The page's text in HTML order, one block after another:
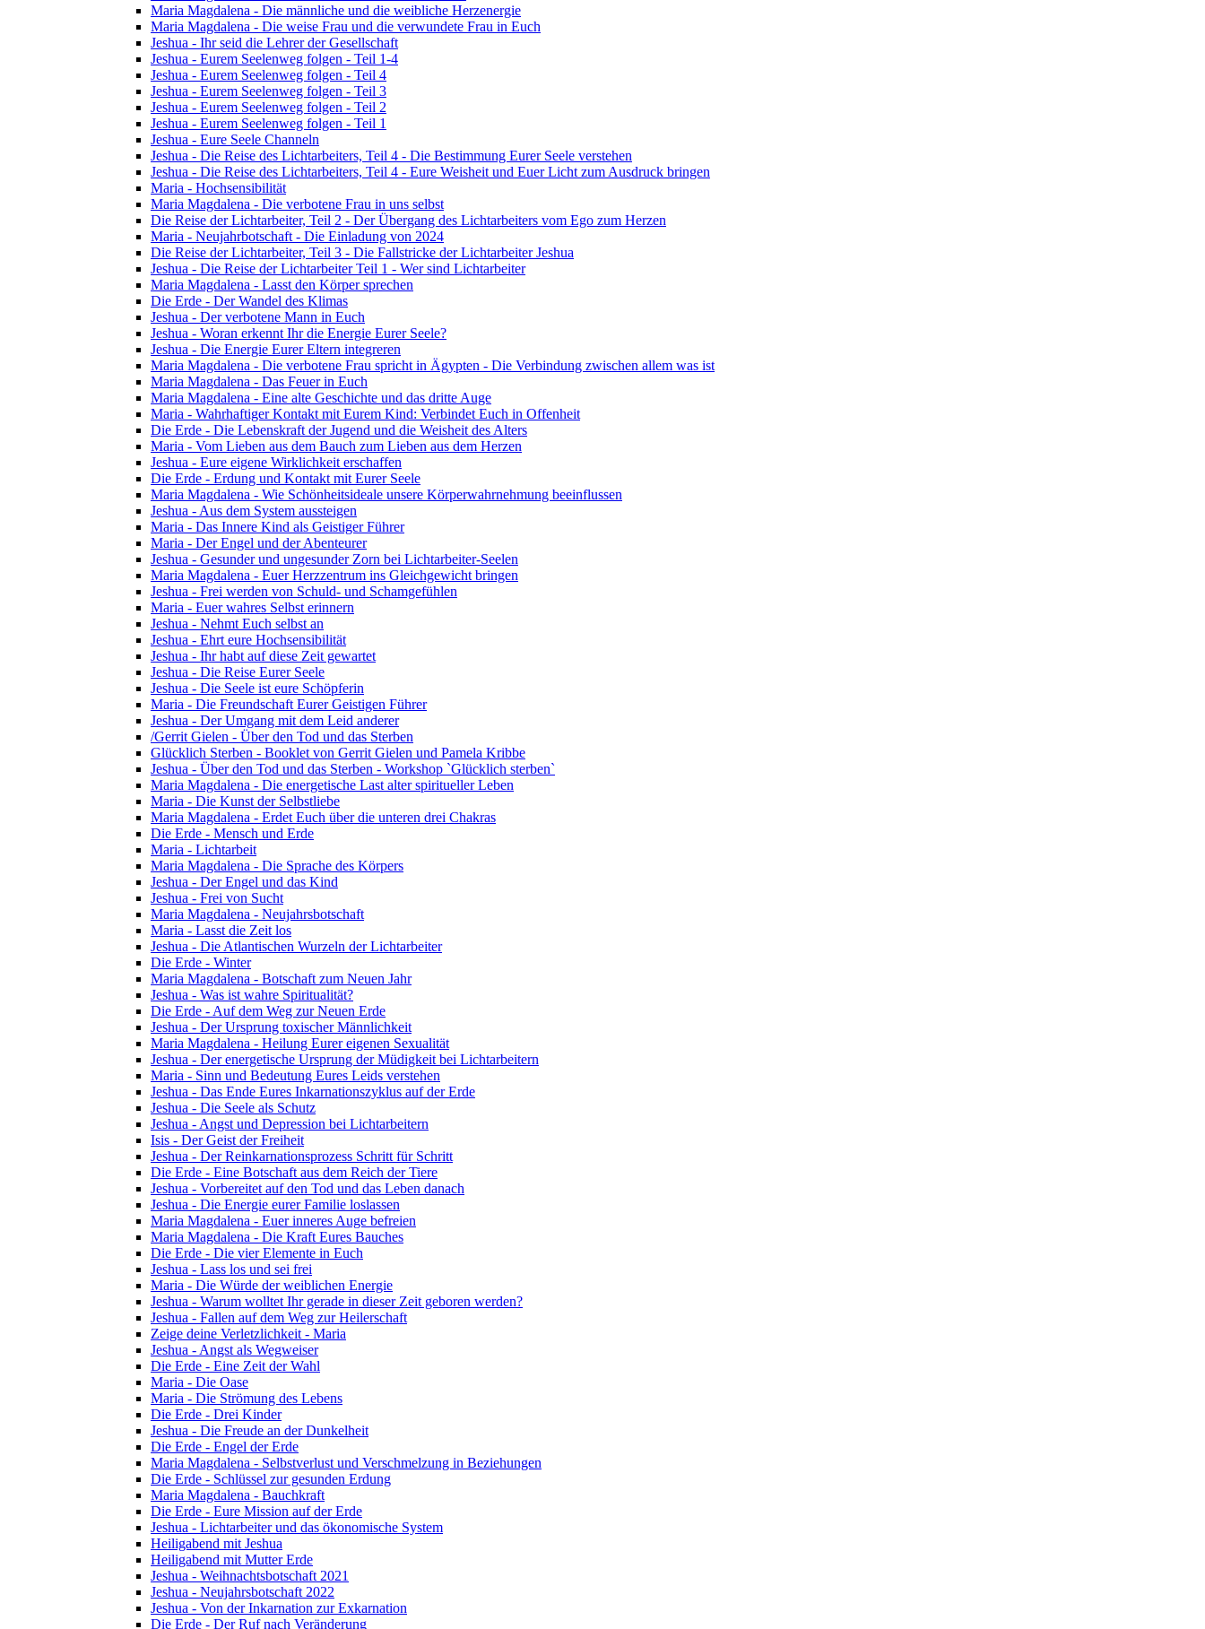
Maria Magdalena - Die männliche und die weibliche Herzenergie
Maria Magdalena - Die weise Frau und die verwundete Frau in Euch
Jeshua - Ihr seid die Lehrer der Gesellschaft
Jeshua - Eurem Seelenweg folgen - Teil 1-4
Jeshua - Eurem Seelenweg folgen - Teil 4
Jeshua - Eurem Seelenweg folgen - Teil 3
Jeshua - Eurem Seelenweg folgen - Teil 2
Jeshua - Eurem Seelenweg folgen - Teil 1
Jeshua - Eure Seele Channeln
Jeshua - Die Reise des Lichtarbeiters, Teil 4 - Die Bestimmung Eurer Seele verstehen
Jeshua - Die Reise des Lichtarbeiters, Teil 4 - Eure Weisheit und Euer Licht zum Ausdruck bringen
Maria - Hochsensibilität
Maria Magdalena - Die verbotene Frau in uns selbst
Die Reise der Lichtarbeiter, Teil 2 - Der Übergang des Lichtarbeiters vom Ego zum Herzen
Maria - Neujahrbotschaft - Die Einladung von 2024
Die Reise der Lichtarbeiter, Teil 3 - Die Fallstricke der Lichtarbeiter Jeshua
Jeshua - Die Reise der Lichtarbeiter Teil 1 - Wer sind Lichtarbeiter
Maria Magdalena - Lasst den Körper sprechen
Die Erde - Der Wandel des Klimas
Jeshua - Der verbotene Mann in Euch
Jeshua - Woran erkennt Ihr die Energie Eurer Seele?
Jeshua - Die Energie Eurer Eltern integreren
Maria Magdalena - Die verbotene Frau spricht in Ägypten - Die Verbindung zwischen allem was ist
Maria Magdalena - Das Feuer in Euch
Maria Magdalena - Eine alte Geschichte und das dritte Auge
Maria - Wahrhaftiger Kontakt mit Eurem Kind: Verbindet Euch in Offenheit
Die Erde - Die Lebenskraft der Jugend und die Weisheit des Alters
Maria - Vom Lieben aus dem Bauch zum Lieben aus dem Herzen
Jeshua - Eure eigene Wirklichkeit erschaffen
Die Erde - Erdung und Kontakt mit Eurer Seele
Maria Magdalena - Wie Schönheitsideale unsere Körperwahrnehmung beeinflussen
Jeshua - Aus dem System aussteigen
Maria - Das Innere Kind als Geistiger Führer
Maria - Der Engel und der Abenteurer
Jeshua - Gesunder und ungesunder Zorn bei Lichtarbeiter-Seelen
Maria Magdalena - Euer Herzzentrum ins Gleichgewicht bringen
Jeshua - Frei werden von Schuld- und Schamgefühlen
Maria - Euer wahres Selbst erinnern
Jeshua - Nehmt Euch selbst an
Jeshua - Ehrt eure Hochsensibilität
Jeshua - Ihr habt auf diese Zeit gewartet
Jeshua - Die Reise Eurer Seele
Jeshua - Die Seele ist eure Schöpferin
Maria - Die Freundschaft Eurer Geistigen Führer
Jeshua - Der Umgang mit dem Leid anderer
/Gerrit Gielen - Über den Tod und das Sterben
Glücklich Sterben - Booklet von Gerrit Gielen und Pamela Kribbe
Jeshua - Über den Tod und das Sterben - Workshop `Glücklich sterben`
Maria Magdalena - Die energetische Last alter spiritueller Leben
Maria - Die Kunst der Selbstliebe
Maria Magdalena - Erdet Euch über die unteren drei Chakras
Die Erde - Mensch und Erde
Maria - Lichtarbeit
Maria Magdalena - Die Sprache des Körpers
Jeshua - Der Engel und das Kind
Jeshua - Frei von Sucht
Maria Magdalena - Neujahrsbotschaft
Maria - Lasst die Zeit los
Jeshua - Die Atlantischen Wurzeln der Lichtarbeiter
Die Erde - Winter
Maria Magdalena - Botschaft zum Neuen Jahr
Jeshua - Was ist wahre Spiritualität?
Die Erde - Auf dem Weg zur Neuen Erde
Jeshua - Der Ursprung toxischer Männlichkeit
Maria Magdalena - Heilung Eurer eigenen Sexualität
Jeshua - Der energetische Ursprung der Müdigkeit bei Lichtarbeitern
Maria - Sinn und Bedeutung Eures Leids verstehen
Jeshua - Das Ende Eures Inkarnationszyklus auf der Erde
Jeshua - Die Seele als Schutz
Jeshua - Angst und Depression bei Lichtarbeitern
Isis - Der Geist der Freiheit
Jeshua - Der Reinkarnationsprozess Schritt für Schritt
Die Erde - Eine Botschaft aus dem Reich der Tiere
Jeshua - Vorbereitet auf den Tod und das Leben danach
Jeshua - Die Energie eurer Familie loslassen
Maria Magdalena - Euer inneres Auge befreien
Maria Magdalena - Die Kraft Eures Bauches
Die Erde - Die vier Elemente in Euch
Jeshua - Lass los und sei frei
Maria - Die Würde der weiblichen Energie
Jeshua - Warum wolltet Ihr gerade in dieser Zeit geboren werden?
Jeshua - Fallen auf dem Weg zur Heilerschaft
Zeige deine Verletzlichkeit - Maria
Jeshua - Angst als Wegweiser
Die Erde - Eine Zeit der Wahl
Maria - Die Oase
Maria - Die Strömung des Lebens
Die Erde - Drei Kinder
Jeshua - Die Freude an der Dunkelheit
Die Erde - Engel der Erde
Maria Magdalena - Selbstverlust und Verschmelzung in Beziehungen
Die Erde - Schlüssel zur gesunden Erdung
Maria Magdalena - Bauchkraft
Die Erde - Eure Mission auf der Erde
Jeshua - Lichtarbeiter und das ökonomische System
Heiligabend mit Jeshua
Heiligabend mit Mutter Erde
Jeshua - Weihnachtsbotschaft 2021
Jeshua - Neujahrsbotschaft 2022
Jeshua - Von der Inkarnation zur Exkarnation
Die Erde - Der Ruf nach Veränderung